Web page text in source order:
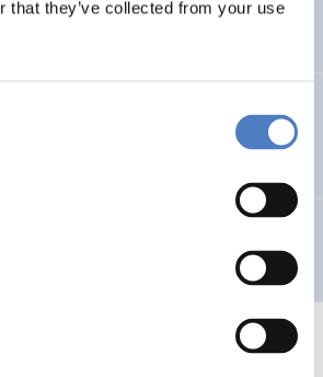
that they’ve collected from your use
wirtschaftsbezogenen F&E-Mittel